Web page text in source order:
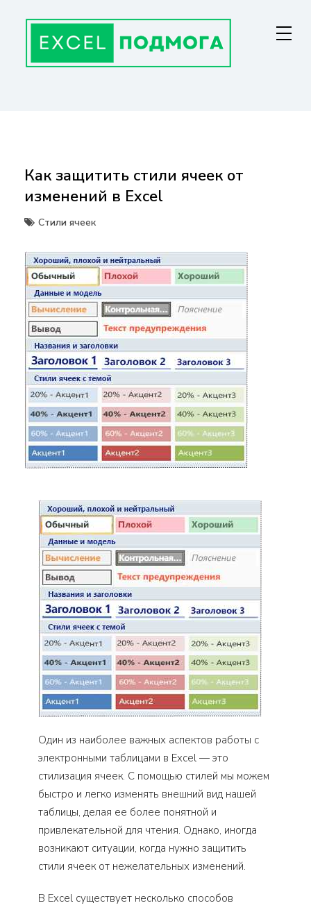
содержанию
Как защитить стили ячеек от
изменений в Excel
Стили ячеек
Один из наиболее важных аспектов работы с
электронными таблицами в Excel — это
стилизация ячеек. С помощью стилей мы можем
быстро и легко изменять внешний вид нашей
таблицы, делая ее более понятной и
привлекательной для чтения. Однако, иногда
возникают ситуации, когда нужно защитить
стили ячеек от нежелательных изменений.
В Excel существует несколько способов